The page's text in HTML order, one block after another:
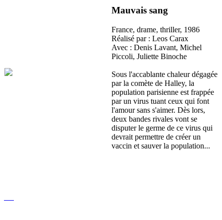
Mauvais sang
France, drame, thriller, 1986
Réalisé par : Leos Carax
Avec : Denis Lavant, Michel
Piccoli, Juliette Binoche
Sous l'accablante chaleur dégagée
par la comète de Halley, la
population parisienne est frappée
par un virus tuant ceux qui font
l'amour sans s'aimer. Dès lors,
deux bandes rivales vont se
disputer le germe de ce virus qui
devrait permettre de créer un
vaccin et sauver la population...